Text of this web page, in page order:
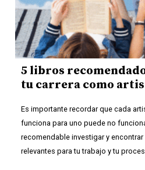
5 libros
tu carrera como
Es importante recordar que cada
funciona para uno puede no
recomendable investigar y
relevantes para tu trabajo y tu